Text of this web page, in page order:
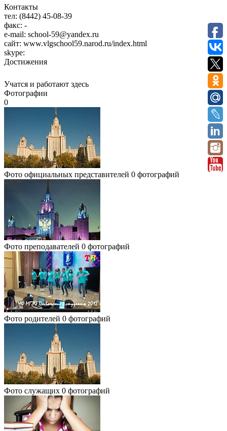
Контакты
тел: (8442) 45-08-39
факс: -
e-mail: school-59@yandex.ru
сайт: www.vlgschool59.narod.ru/index.html
skype:
Достижения
Учатся и работают здесь
Фотографии
0
Фото официальных представителей 0 фотографий
Фото преподавателей 0 фотографий
Фото родителей 0 фотографий
Фото служащих 0 фотографий